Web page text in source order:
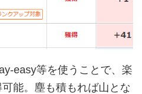
easy等を使うことで、楽
能。塵も積もれば山とな